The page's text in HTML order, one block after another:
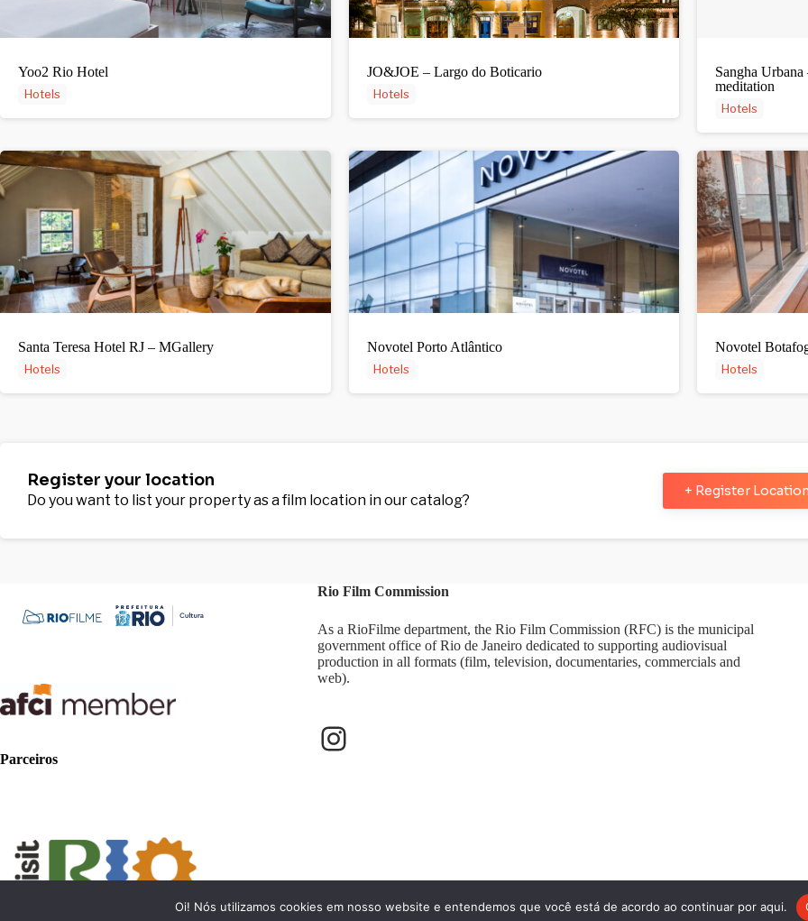
Yoo2 Rio Hotel
Hotels
JO&JOE – Largo do Boticario
Hotels
Sangha
meditation
Hotels
Santa Teresa Hotel RJ – MGallery
Hotels
Novotel Porto Atlântico
Hotels
Novotel
Hotels
Register your location
Do you want to list your property as a film location in our catalog?
+ Register
Parceiros
Rio Film Commission
As a RioFilme department, the Rio Film Commission (RFC) is the municipal
government office of Rio de Janeiro dedicated to supporting audiovisual
production in all formats (film, television, documentaries, commercials and
web).
Oi! Nós utilizamos cookies em nosso website e entendemos que você está de acordo ao continuar por aqui.